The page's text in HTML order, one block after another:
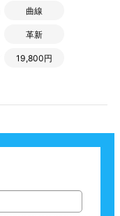
曲線
革新
19,800円